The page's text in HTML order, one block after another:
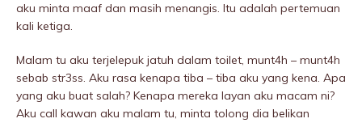
aku minta maaf dan masih menangis. Itu adalah pertemuan
kali ketiga.
Malam tu aku terjelepuk jatuh dalam toilet, munt4h – munt4h
sebab str3ss. Aku rasa kenapa tiba – tiba aku yang kena. Apa
yang aku buat salah? Kenapa mereka layan aku macam ni?
Aku call kawan aku malam tu, minta tolong dia belikan